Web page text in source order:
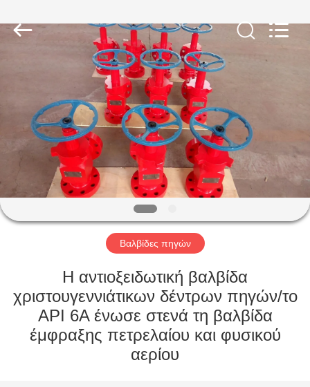
ΠΡΟΪΌΝΤΑ
ΠΕΡΊΠΟΥ
ΕΜΕΊΣ
ΓΎΡΟΣ
ΕΡΓΟΣΤΑΣΊΩΝ
ΠΟΙΟΤΙΚΌΣ
ΈΛΕΓΧΟΣ
CO.，
Βαλβίδες πηγών
Η αντιοξειδωτική βαλβίδα
χριστουγεννιάτικων δέντρων πηγών/το
API 6A ένωσε στενά τη βαλβίδα
έμφραξης πετρελαίου και φυσικού
αερίου